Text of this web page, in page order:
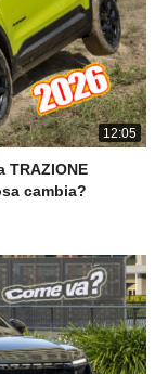
12:05
TRAZIONE
cambia?